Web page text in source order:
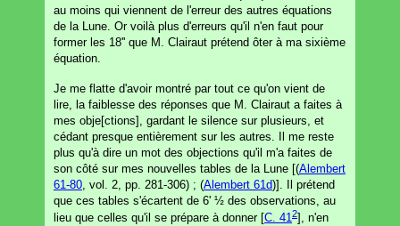
au moins qui viennent de l'erreur des autres équations
de la Lune. Or voilà plus d'erreurs qu'il n'en faut pour
former les 18'' que M. Clairaut prétend ôter à ma sixième
équation.
Je me flatte d'avoir montré par tout ce qu'on vient de
lire, la faiblesse des réponses que M. Clairaut a faites à
mes obje[ctions], gardant le silence sur plusieurs, et
cédant presque entièrement sur les autres. Il me reste
plus qu'à dire un mot des objections qu'il m'a faites de
son côté sur mes nouvelles tables de la Lune [(Alembert
61-80 , vol. 2, pp. 281-306) ; (Alembert 61d)]. Il prétend
que ces tables s'écartent de 6' ½ des observations, au
lieu que celles qu'il se prépare à donner [C. 412], n'en